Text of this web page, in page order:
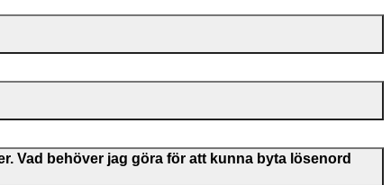
Vad behöver jag göra för att kunna byta lösenord